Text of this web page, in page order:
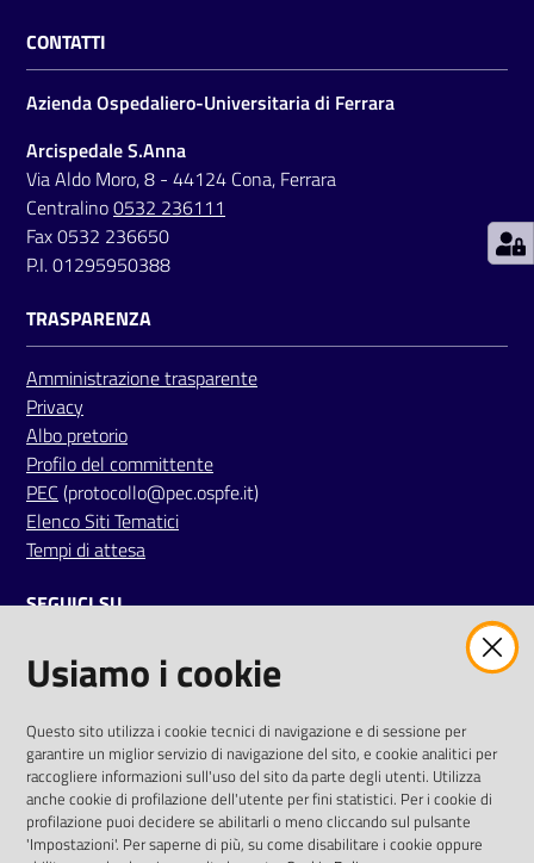
t
a
d
e
i
S
e
r
v
z
i
P
a
r
i
t
à
i
e
e
r
e
A
CONTATTI
Azienda Ospedaliero-Universitaria di Ferrara
Arcispedale S.Anna
Via Aldo Moro, 8 - 44124 Cona, Ferrara
Centralino0532 236111
Fax 0532 236650
P.I. 01295950388
TRASPARENZA
Amministrazione trasparente
Privacy
Albo pretorio
Profilo del committente
PEC (protocollo@pec.ospfe.it)
Elenco Siti Tematici
Tempi di attesa
SEGUICI SU
twitterfacebookyoutube
AREA DIPENDENTI
Posta Elettronica Aziendale
Cloud aziendale(manuale di istruzioni)
Portale del Dipendente
Usiamo i cookie
Questo sito utilizza i cookie tecnici di navigazione e di sessione per
garantire un miglior servizio di navigazione del sito, e cookie analitici per
raccogliere informazioni sull'uso del sito da parte degli utenti. Utilizza
anche cookie di profilazione dell'utente per fini statistici. Per i cookie di
profilazione puoi decidere se abilitarli o meno cliccando sul pulsante
'Impostazioni'. Per saperne di più, su come disabilitare i cookie oppure